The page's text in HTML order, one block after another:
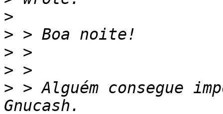
>
>
>
>
> > Alguém consegue